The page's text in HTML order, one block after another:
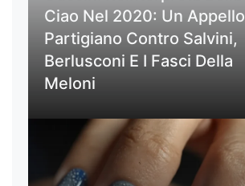
Ciao Nel 2020: Un Appello
Partigiano Contro Salvini,
Berlusconi E I Fasci Della
Meloni